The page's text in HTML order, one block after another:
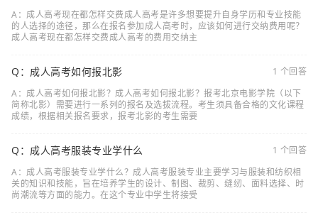
A：成人高考现在都怎样交费成人高考是许多想要提升自身学历和专业技能
的人选择的途径，那么在报名参加成人高考时，应该如何进行交纳费用呢？
成人高考现在都怎样交费成人高考的费用交纳主
Q：成人高考如何报北影
1 个回答
A：成人高考如何报北影？成人高考如何报北影？报考北京电影学院（以下
简称北影）需要进行一系列的报名及选拔流程。考生须具备合格的文化课程
成绩，根据相关报名要求，报考北影的考生需要
Q：成人高考服装专业学什么
1 个回答
A：成人高考服装专业学什么？成人高考服装专业主要学习与服装和纺织相
关的知识和技能，旨在培养学生的设计、制图、裁剪、缝纫、面料选择、时
尚潮流等方面的能力。在这个专业中学生将接受